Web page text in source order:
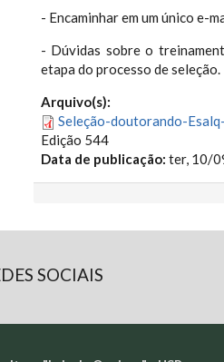
- Encaminhar em um único e-
- Dúvidas sobre o
etapa do processo de seleção.
Arquivo(s):
Seleção-doutorando-
Edição 544
Data de publicação: ter, 10/
SOCIAIS